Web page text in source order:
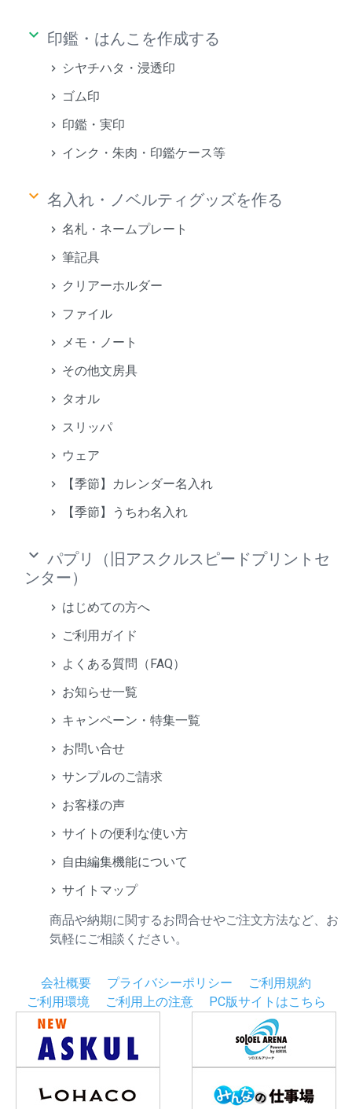
keyboard_arrow_down 印鑑・はんこを作成する
シヤチハタ・浸透印
ゴム印
印鑑・実印
インク・朱肉・印鑑ケース等
keyboard_arrow_down 名入れ・ノベルティグッズを作る
名札・ネームプレート
筆記具
クリアーホルダー
ファイル
メモ・ノート
その他文房具
タオル
スリッパ
ウェア
【季節】カレンダー名入れ
【季節】うちわ名入れ
keyboard_arrow_down パプリ（旧アスクルスピードプリントセ
ンター）
はじめての方へ
ご利用ガイド
よくある質問（FAQ）
お知らせ一覧
キャンペーン・特集一覧
お問い合せ
サンプルのご請求
お客様の声
サイトの便利な使い方
自由編集機能について
サイトマップ
商品や納期に関するお問合せやご注文方法など、お
気軽にご相談ください。
会社概要 プライバシーポリシー
ご利用規約
ご利用環境
ご利用上の注意 PC版サイトはこちら